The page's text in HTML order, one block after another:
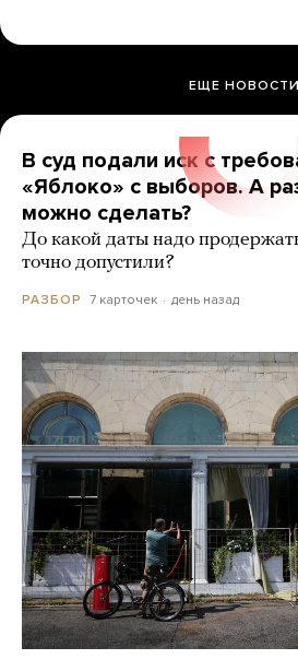
ЕЩЕ НОВОСТИ
В суд подали иск с
«Яблоко» с выборов. А
можно сделать?
До какой даты надо
точно допустили?
РАЗБОР 7 карточек день назад